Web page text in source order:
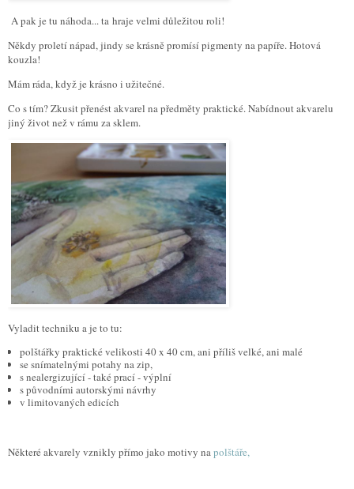
A pak je tu náhoda... ta hraje velmi důležitou roli!
Někdy proletí nápad, jindy se krásně promísí pigmenty na papíře. Hotová
kouzla!
Mám ráda, když je krásno i užitečné.
Co s tím? Zkusit přenést akvarel na předměty praktické. Nabídnout akvarelu
jiný život než v rámu za sklem.
Vyladit techniku a je to tu:
polštářky praktické velikosti 40 x 40 cm, ani příliš velké, ani malé
se snímatelnými potahy na zip,
s nealergizující - také prací - výplní
s původními autorskými návrhy
v limitovaných edicích
Některé akvarely vznikly přímo jako motivy napolštáře,